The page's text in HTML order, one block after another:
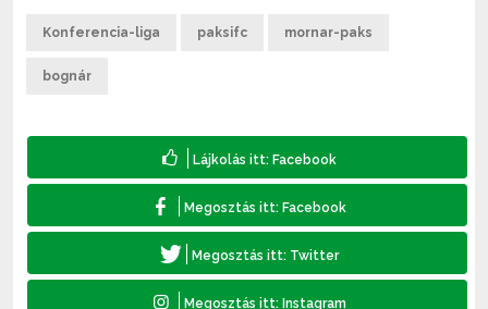
Konferencia-liga paksifc mornar-paks
bognár